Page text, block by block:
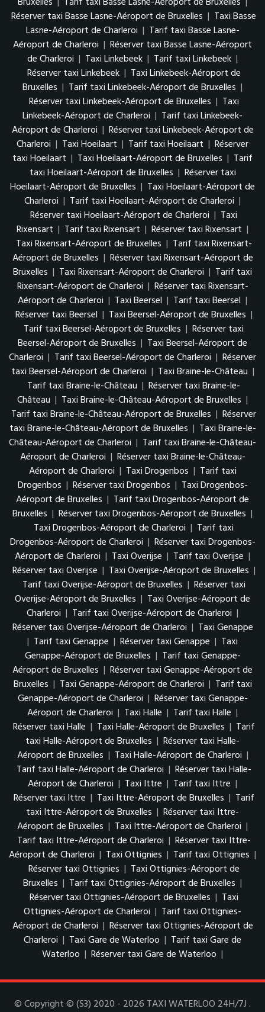
Réserver taxi Basse Lasne-Aéroport de Bruxelles | Taxi Basse
Lasne-Aéroport de Charleroi | Tarif taxi Basse Lasne-
Aéroport de Charleroi | Réserver taxi Basse Lasne-Aéroport
de Charleroi | Taxi Linkebeek | Tarif taxi Linkebeek |
Réserver taxi Linkebeek | Taxi Linkebeek-Aéroport de
Bruxelles | Tarif taxi Linkebeek-Aéroport de Bruxelles |
Réserver taxi Linkebeek-Aéroport de Bruxelles | Taxi
Linkebeek-Aéroport de Charleroi | Tarif taxi Linkebeek-
Aéroport de Charleroi | Réserver taxi Linkebeek-Aéroport de
Charleroi | Taxi Hoeilaart | Tarif taxi Hoeilaart | Réserver
taxi Hoeilaart | Taxi Hoeilaart-Aéroport de Bruxelles | Tarif
taxi Hoeilaart-Aéroport de Bruxelles | Réserver taxi
Hoeilaart-Aéroport de Bruxelles | Taxi Hoeilaart-Aéroport de
Charleroi | Tarif taxi Hoeilaart-Aéroport de Charleroi |
Réserver taxi Hoeilaart-Aéroport de Charleroi | Taxi
Rixensart | Tarif taxi Rixensart | Réserver taxi Rixensart |
Taxi Rixensart-Aéroport de Bruxelles | Tarif taxi Rixensart-
Aéroport de Bruxelles | Réserver taxi Rixensart-Aéroport de
Bruxelles | Taxi Rixensart-Aéroport de Charleroi | Tarif taxi
Rixensart-Aéroport de Charleroi | Réserver taxi Rixensart-
Aéroport de Charleroi | Taxi Beersel | Tarif taxi Beersel |
Réserver taxi Beersel | Taxi Beersel-Aéroport de Bruxelles |
Tarif taxi Beersel-Aéroport de Bruxelles | Réserver taxi
Beersel-Aéroport de Bruxelles | Taxi Beersel-Aéroport de
Charleroi | Tarif taxi Beersel-Aéroport de Charleroi | Réserver
taxi Beersel-Aéroport de Charleroi | Taxi Braine-le-Château |
Tarif taxi Braine-le-Château | Réserver taxi Braine-le-
Château | Taxi Braine-le-Château-Aéroport de Bruxelles |
Tarif taxi Braine-le-Château-Aéroport de Bruxelles | Réserver
taxi Braine-le-Château-Aéroport de Bruxelles | Taxi Braine-le-
Château-Aéroport de Charleroi | Tarif taxi Braine-le-Château-
Aéroport de Charleroi | Réserver taxi Braine-le-Château-
Aéroport de Charleroi | Taxi Drogenbos | Tarif taxi
Drogenbos | Réserver taxi Drogenbos | Taxi Drogenbos-
Aéroport de Bruxelles | Tarif taxi Drogenbos-Aéroport de
Bruxelles | Réserver taxi Drogenbos-Aéroport de Bruxelles |
Taxi Drogenbos-Aéroport de Charleroi | Tarif taxi
Drogenbos-Aéroport de Charleroi | Réserver taxi Drogenbos-
Aéroport de Charleroi | Taxi Overijse | Tarif taxi Overijse |
Réserver taxi Overijse | Taxi Overijse-Aéroport de Bruxelles |
Tarif taxi Overijse-Aéroport de Bruxelles | Réserver taxi
Overijse-Aéroport de Bruxelles | Taxi Overijse-Aéroport de
Charleroi | Tarif taxi Overijse-Aéroport de Charleroi |
Réserver taxi Overijse-Aéroport de Charleroi | Taxi Genappe
| Tarif taxi Genappe | Réserver taxi Genappe | Taxi
Genappe-Aéroport de Bruxelles | Tarif taxi Genappe-
Aéroport de Bruxelles | Réserver taxi Genappe-Aéroport de
Bruxelles | Taxi Genappe-Aéroport de Charleroi | Tarif taxi
Genappe-Aéroport de Charleroi | Réserver taxi Genappe-
Aéroport de Charleroi | Taxi Halle | Tarif taxi Halle |
Réserver taxi Halle | Taxi Halle-Aéroport de Bruxelles | Tarif
taxi Halle-Aéroport de Bruxelles | Réserver taxi Halle-
Aéroport de Bruxelles | Taxi Halle-Aéroport de Charleroi |
Tarif taxi Halle-Aéroport de Charleroi | Réserver taxi Halle-
Aéroport de Charleroi | Taxi Ittre | Tarif taxi Ittre |
Réserver taxi Ittre | Taxi Ittre-Aéroport de Bruxelles | Tarif
taxi Ittre-Aéroport de Bruxelles | Réserver taxi Ittre-
Aéroport de Bruxelles | Taxi Ittre-Aéroport de Charleroi |
Tarif taxi Ittre-Aéroport de Charleroi | Réserver taxi Ittre-
Aéroport de Charleroi | Taxi Ottignies | Tarif taxi Ottignies |
Réserver taxi Ottignies | Taxi Ottignies-Aéroport de
Bruxelles | Tarif taxi Ottignies-Aéroport de Bruxelles |
Réserver taxi Ottignies-Aéroport de Bruxelles | Taxi
Ottignies-Aéroport de Charleroi | Tarif taxi Ottignies-
Aéroport de Charleroi | Réserver taxi Ottignies-Aéroport de
Charleroi | Taxi Gare de Waterloo | Tarif taxi Gare de
Waterloo | Réserver taxi Gare de Waterloo |
© Copyright © (S3) 2020 - 2026 TAXI WATERLOO 24H/7J .